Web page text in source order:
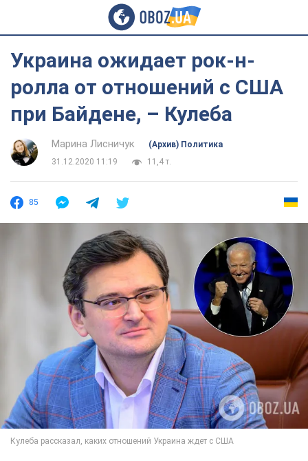
Украина ожидает рок-н-
ролла от отношений с США
при Байдене, – Кулеба
Марина Лисничук
(Архив) Политика
31.12.2020 11:19
11,4 т.
85